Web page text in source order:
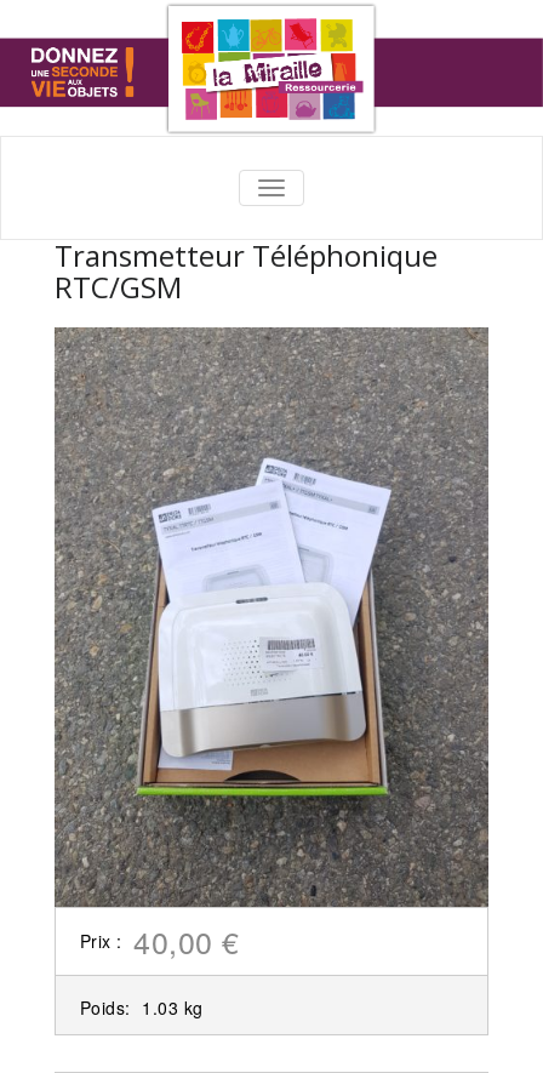
TOGGLE
NAVIGATION
Transmetteur Téléphonique
RTC/GSM
Prix : 40,00 €
Poids: 1.03 kg